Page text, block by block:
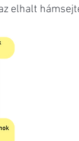
elhalt